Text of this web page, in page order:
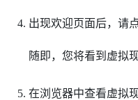
出现欢迎页面后，请
随即，您将看到虚拟
在浏览器中查看虚拟